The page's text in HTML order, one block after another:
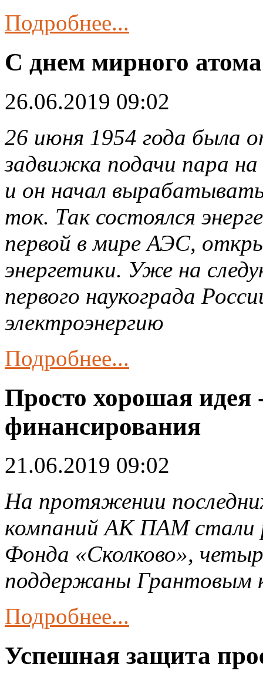
Подробнее...
С днем мирного атома
26.06.2019 09:02
26 июня 1954 года была
задвижка подачи пара
и он начал
ток. Так состоялся
первой в мире АЭС,
энергетики. Уже на
первого наукограда
электроэнергию
Подробнее...
Просто хорошая идея
финансирования
21.06.2019 09:02
На протяжении
компаний АК ПАМ стали
Фонда «Сколково»,
поддержаны Грантовым
Подробнее...
Успешная защита